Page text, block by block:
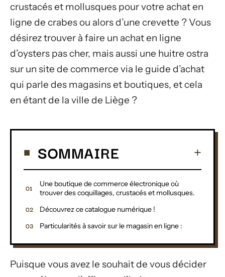
crustacés et mollusques pour votre achat en
ligne de crabes ou alors d’une crevette ? Vous
désirez trouver à faire un achat en ligne
d’oysters pas cher, mais aussi une huitre ostra
sur un site de commerce via le guide d’achat
qui parle des magasins et boutiques, et cela
en étant de la ville de Liège ?
SOMMAIRE
Une boutique de commerce électronique où
trouver des coquillages, crustacés et mollusques.
Découvrez ce catalogue numérique !
Particularités à savoir sur le magasin en ligne :
Puisque vous avez le souhait de vous décider